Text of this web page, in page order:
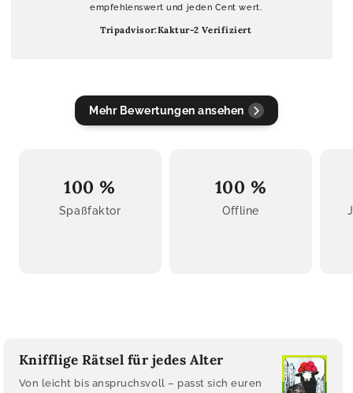
empfehlenswert und jeden Cent wert.
Tripadvisor:Kaktur-2 Verifiziert
Mehr Bewertungen ansehen
100 %
Spaßfaktor
100 %
Offline
Knifflige Rätsel für jedes Alter
Von leicht bis anspruchsvoll – passt sich euren